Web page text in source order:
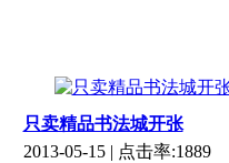
只卖精品书法城开张
2013-05-15| 点击率:1889